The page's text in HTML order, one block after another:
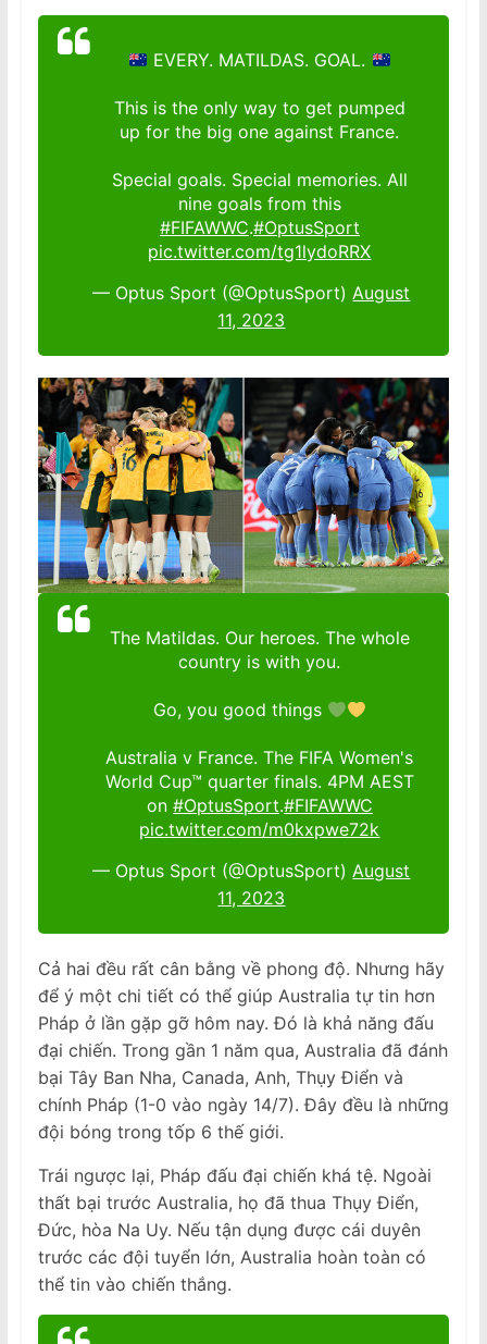
EVERY. MATILDAS. GOAL.
This is the only way to get pumped
up for the big one against France.
Special goals. Special memories. All
nine goals from this
#FIFAWWC.#OptusSport
pic.twitter.com/tg1lydoRRX
— Optus Sport (@OptusSport)August
11, 2023
The Matildas. Our heroes. The whole
country is with you.
Go, you good things
Australia v France. The FIFA Women's
World Cup™ quarter finals. 4PM AEST
on #OptusSport.#FIFAWWC
pic.twitter.com/m0kxpwe72k
— Optus Sport (@OptusSport)August
11, 2023
Cả hai đều rất cân bằng về phong độ. Nhưng hãy
để ý một chi tiết có thể giúp Australia tự tin hơn
Pháp ở lần gặp gỡ hôm nay. Đó là khả năng đấu
đại chiến. Trong gần 1 năm qua, Australia đã đánh
bại Tây Ban Nha, Canada, Anh, Thụy Điển và
chính Pháp (1-0 vào ngày 14/7). Đây đều là những
đội bóng trong tốp 6 thế giới.
Trái ngược lại, Pháp đấu đại chiến khá tệ. Ngoài
thất bại trước Australia, họ đã thua Thụy Điển,
Đức, hòa Na Uy. Nếu tận dụng được cái duyên
trước các đội tuyển lớn, Australia hoàn toàn có
thể tin vào chiến thắng.